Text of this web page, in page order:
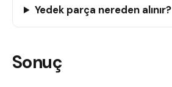
Yedek parça nereden alınır?
Sonuç